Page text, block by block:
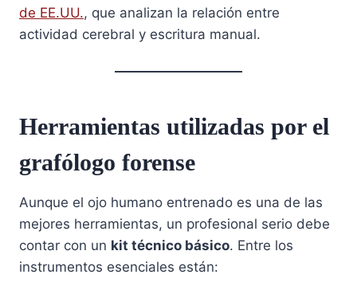
de EE.UU., que analizan la relación entre
actividad cerebral y escritura manual.
Herramientas utilizadas por el
grafólogo forense
Aunque el ojo humano entrenado es una de las
mejores herramientas, un profesional serio debe
contar con un kit técnico básico. Entre los
instrumentos esenciales están: